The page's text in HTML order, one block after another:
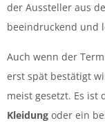
der Aussteller aus
beeindruckend und
Auch wenn der
erst spät bestätigt
meist gesetzt. Es ist
Kleidung oder ein